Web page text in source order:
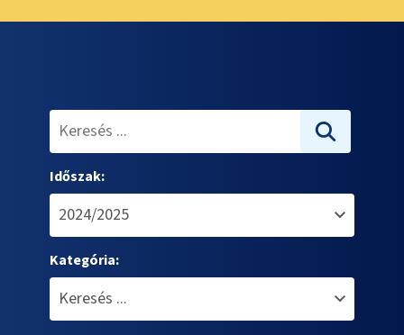
Időszak:
Kategória: